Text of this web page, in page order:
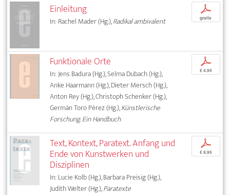
Einleitung
In: Rachel Mader (Hg.),Radikal ambivalent
p
gratis
Funktionale Orte
In: Jens Badura (Hg.), Selma Dubach (Hg.),
Anke Haarmann (Hg.), Dieter Mersch (Hg.),
Anton Rey (Hg.), Christoph Schenker (Hg.),
Germán Toro Pérez (Hg.),Künstlerische
Forschung. Ein Handbuch
p
€ 4,95
Text, Kontext, Paratext. Anfang und
Ende von Kunstwerken und
Disziplinen
In: Lucie Kolb (Hg.), Barbara Preisig (Hg.),
Judith Welter (Hg.),Paratexte
p
€ 9,95